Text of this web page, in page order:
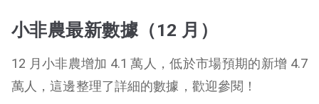
小非農最新數據（12 月）
12 月小非農增加 4.1 萬人，低於市場預期的新增 4.7
萬人，這邊整理了詳細的數據，歡迎參閱！